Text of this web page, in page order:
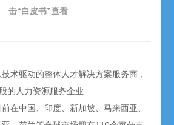
击“白皮书”查看
术驱动的整体人才解决方案服务商，
的人力资源服务企业
在中国、印度、新加坡、马来西亚、